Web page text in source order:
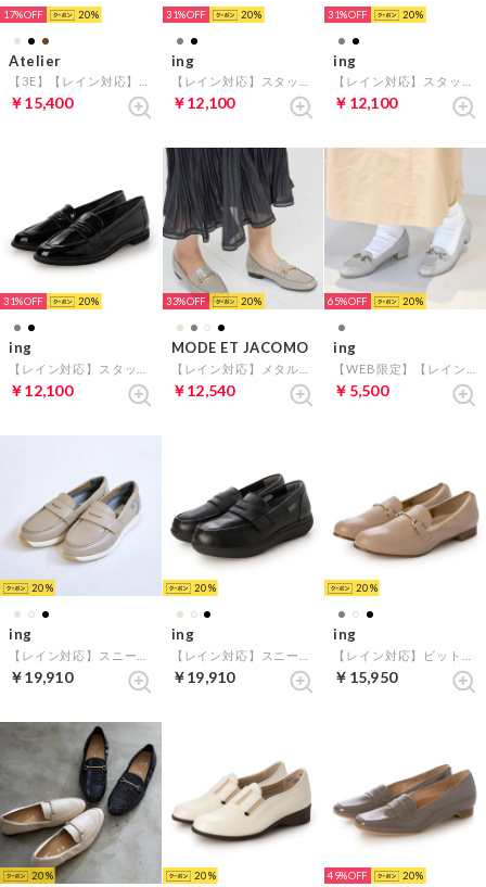
17% 20
Atelier
￥15,400
31% 20
ing
￥12,100
31% 20
ing
￥12,100
31% 20
ing
￥12,100
33% 20
MODE ET JACOMO
￥12,540
65% 20
ing
￥5,500
20
ing
￥19,910
20
ing
￥19,910
20
ing
￥15,950
20 20 49% 20